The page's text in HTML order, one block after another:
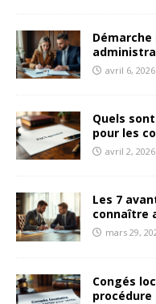
Démarche
avril 6, 2026
Quels
pour les
avril 2, 2026
Les 7
connaître
mars 29,
Congés